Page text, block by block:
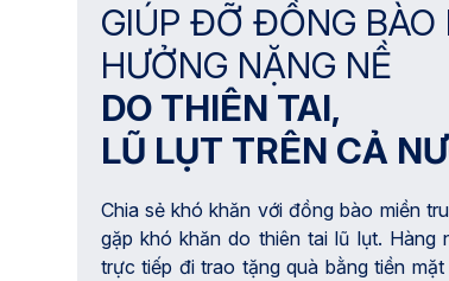
GIÚP ĐỠ ĐỒNG BÀO
HƯỞNG NẶNG NỀ
DO THIÊN TAI,
LŨ LỤT TRÊN CẢ
Chia sẻ khó khăn với đồng bào miền
gặp khó khăn do thiên tai lũ lụt. Hàng
trực tiếp đi trao tặng quà bằng tiền